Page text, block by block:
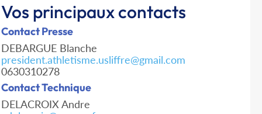
Vos principaux contacts
Contact Presse
DEBARGUE Blanche
president.athletisme.usliffre@gmail.com
0630310278
Contact Technique
DELACROIX Andre